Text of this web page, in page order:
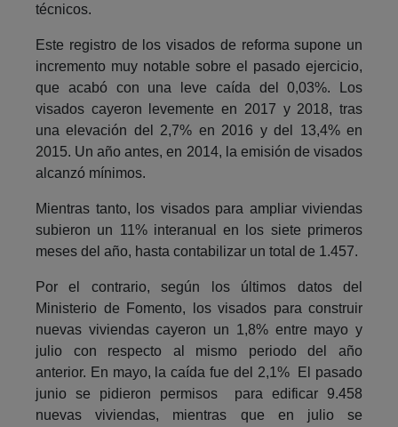
técnicos.
Este registro de los visados de reforma supone un
incremento muy notable sobre el pasado ejercicio,
que acabó con una leve caída del 0,03%. Los
visados cayeron levemente en 2017 y 2018, tras
una elevación del 2,7% en 2016 y del 13,4% en
2015. Un año antes, en 2014, la emisión de visados
alcanzó mínimos.
Mientras tanto, los visados para ampliar viviendas
subieron un 11% interanual en los siete primeros
meses del año, hasta contabilizar un total de 1.457.
Por el contrario, según los últimos datos del
Ministerio de Fomento, los visados para construir
nuevas viviendas cayeron un 1,8% entre mayo y
julio con respecto al mismo periodo del año
anterior. En mayo, la caída fue del 2,1% El pasado
junio se pidieron permisos para edificar 9.458
nuevas viviendas, mientras que en julio se